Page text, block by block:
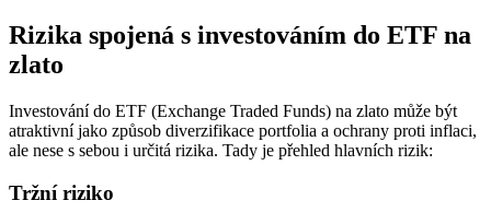
Rizika spojená s investováním do ETF na
zlato
Investování do ETF (Exchange Traded Funds) na zlato může být
atraktivní jako způsob diverzifikace portfolia a ochrany proti inflaci,
ale nese s sebou i určitá rizika. Tady je přehled hlavních rizik:
Tržní riziko